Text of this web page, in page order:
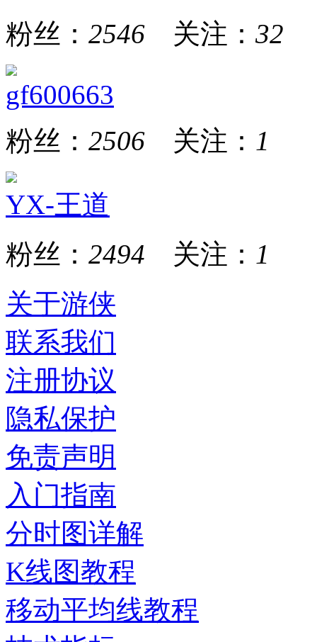
粉丝： 2546 关注： 32
gf600663
粉丝： 2506 关注： 1
YX-王道
粉丝： 2494 关注： 1
关于游侠
联系我们
注册协议
隐私保护
免责声明
入门指南
分时图详解
K线图教程
移动平均线教程